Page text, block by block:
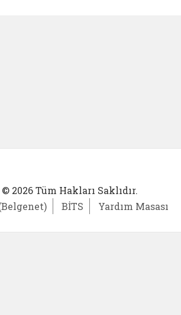
© 2026 Tüm Hakları Saklıdır.
BİTS Yardım Masası